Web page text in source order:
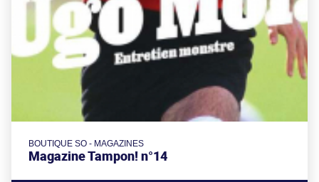
BOUTIQUE SO - MAGAZINES
Magazine Tampon! n°14